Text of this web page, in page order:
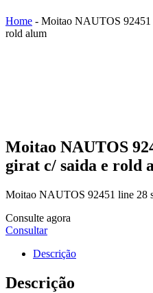
Home - Moitao NAUTOS 92451
rold alum
Moitao NAUTOS
girat c/ saida e rold
Moitao NAUTOS 92451 line 28
Consulte agora
Consultar
Descrição
Descrição